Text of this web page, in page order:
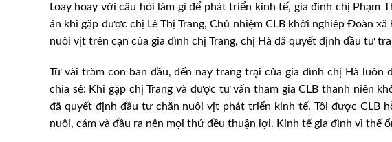
Loay hoay với câu hỏi làm gì để phát triển kinh tế, gia đình chị Phạm
án khi gặp được chị Lê Thị Trang, Chủ nhiệm CLB khởi nghiệp Đoàn
nuôi vịt trên cạn của gia đình chị Trang, chị Hà đã quyết định đầu tư
Từ vài trăm con ban đầu, đến nay trang trại của gia đình chị Hà luôn
chia sẻ: Khi gặp chị Trang và được tư vấn tham gia CLB thanh niên
đã quyết định đầu tư chăn nuôi vịt phát triển kinh tế. Tôi được CLB
nuôi, cám và đầu ra nên mọi thứ đều thuận lợi. Kinh tế gia đình vì thế